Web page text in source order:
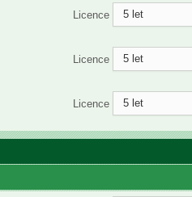
Licence 5 let
Licence 5 let
Licence 5 let